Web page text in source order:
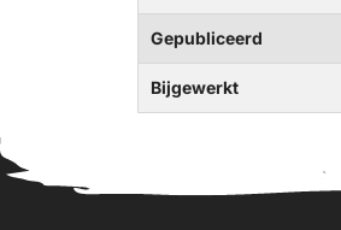
Gepubliceerd
Bijgewerkt